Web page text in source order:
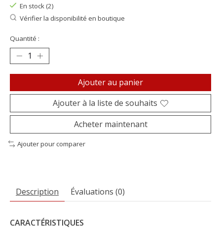
En stock (2)
Vérifier la disponibilité en boutique
Quantité :
Ajouter au panier
Ajouter à la liste de souhaits
Acheter maintenant
Ajouter pour comparer
Description Évaluations (0)
CARACTÉRISTIQUES